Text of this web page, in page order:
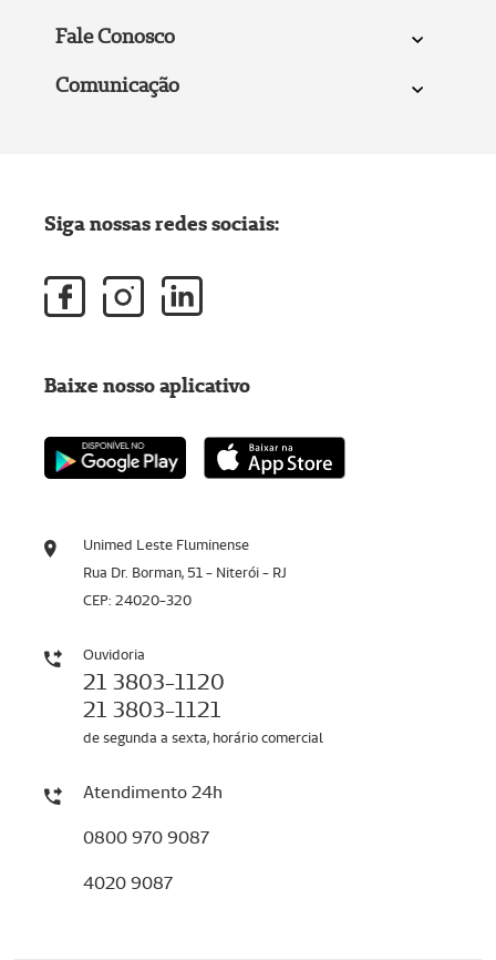
Fale Conosco
Comunicação
Unimed Leste Fluminense
Rua Dr. Borman, 51 - Niterói - RJ
CEP: 24020-320
Ouvidoria
21 3803-1120
21 3803-1121
de segunda a sexta, horário comercial
Atendimento 24h
0800 970 9087
4020 9087
Siga nossas redes sociais:
Baixe nosso aplicativo